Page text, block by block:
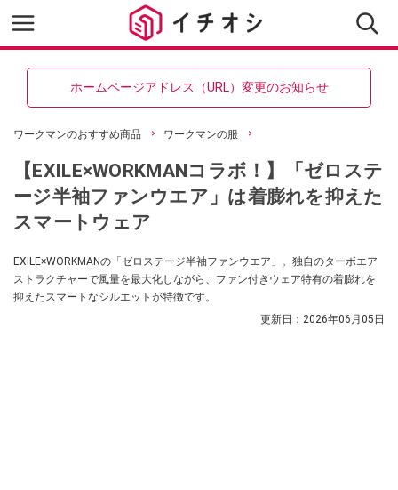
ホームページアドレス（URL）変更のお知らせ
ワークマンのおすすめ商品 ワークマンの服
【EXILE×WORKMANコラボ！】「ゼロステ
ージ半袖ファンウエア」は着膨れを抑えた
スマートウェア
EXILE×WORKMANの「ゼロステージ半袖ファンウエア」。独自のターボエア
ストラクチャーで風量を最大化しながら、ファン付きウェア特有の着膨れを
抑えたスマートなシルエットが特徴です。
更新日： 2026年06月05日